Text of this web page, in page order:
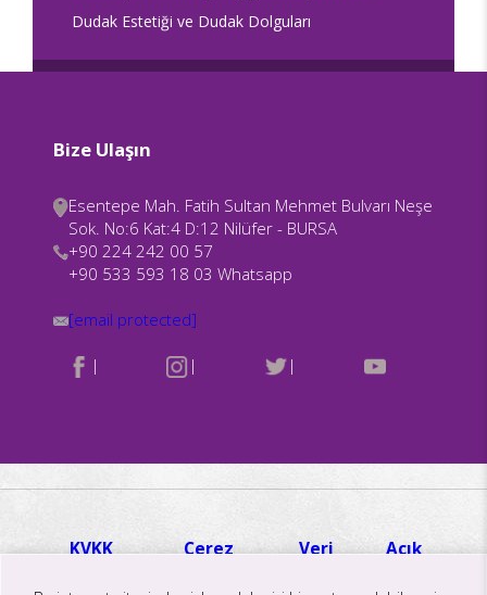
Dudak Estetiği ve Dudak Dolguları
Bize Ulaşın
Esentepe Mah. Fatih Sultan Mehmet Bulvarı Neşe
Sok. No:6 Kat:4 D:12 Nilüfer - BURSA
+90 224 242 00 57
+90 533 593 18 03 Whatsapp
[email protected]
| | |
KVKK
Çerez
Veri
Açık